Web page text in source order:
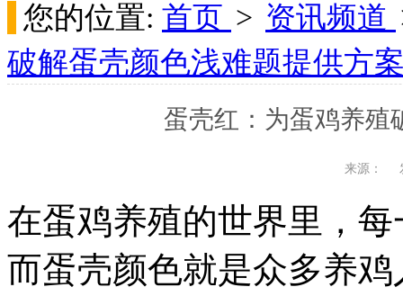
热门关键词：加丽素红 家禽饲料添加剂 吸附剂 动物饲料添加剂
您的位置: 首页 > 资讯频道
破解蛋壳颜色浅难题提供方
蛋壳红：为蛋鸡养殖
来源：
在蛋鸡养殖的世界里，
而蛋壳颜色就是众多养